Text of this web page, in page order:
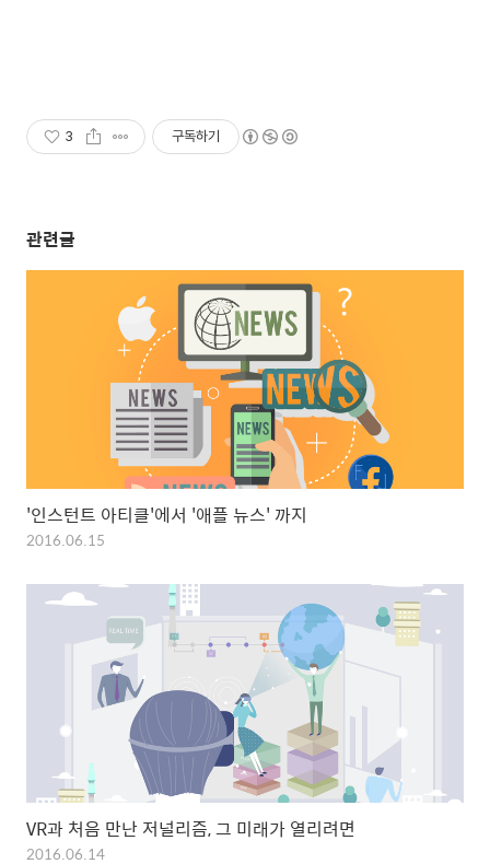
3 구독하기
관련글
'인스턴트 아티클'에서 '애플 뉴스' 까지
2016.06.15
VR과 처음 만난 저널리즘, 그 미래가 열리려면
2016.06.14